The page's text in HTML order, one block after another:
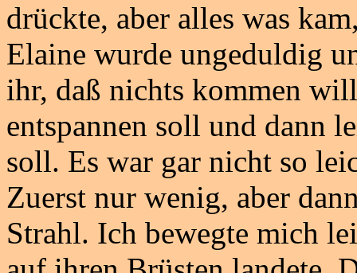
drückte, aber alles was
Elaine wurde ungeduldig
ihr, daß nichts kommen
entspannen soll und dann
soll. Es war gar nicht so
Zuerst nur wenig, aber
Strahl. Ich bewegte mich